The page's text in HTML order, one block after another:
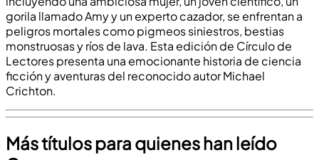
gorila llamado Amy y un experto cazador, se enfrentan a
peligros mortales como pigmeos siniestros, bestias
monstruosas y ríos de lava. Esta edición de Círculo de
Lectores presenta una emocionante historia de ciencia
ficción y aventuras del reconocido autor Michael
Crichton.
Más títulos para quienes han leído